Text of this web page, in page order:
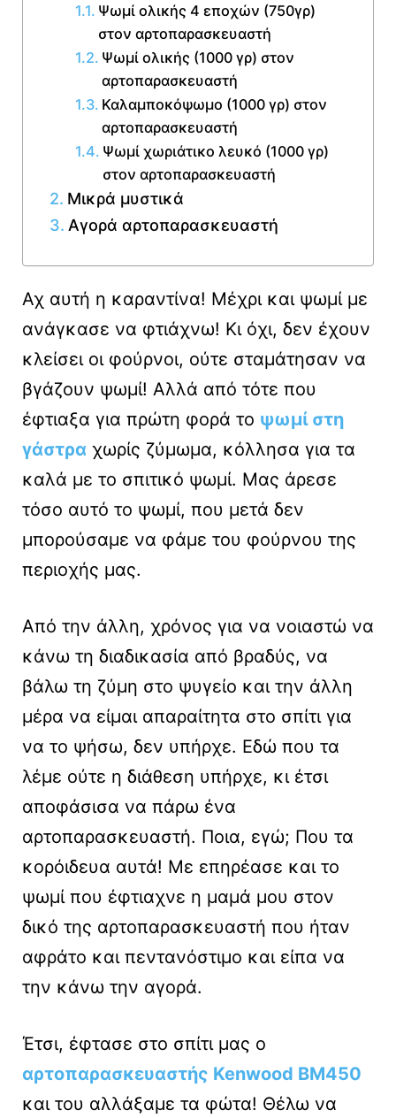
Ψωμί ολικής 4 εποχών (750γρ)
στον αρτοπαρασκευαστή
Ψωμί ολικής (1000 γρ) στον
αρτοπαρασκευαστή
Καλαμποκόψωμο (1000 γρ) στον
αρτοπαρασκευαστή
Ψωμί χωριάτικο λευκό (1000 γρ)
στον αρτοπαρασκευαστή
Μικρά μυστικά
Αγορά αρτοπαρασκευαστή
Αχ αυτή η καραντίνα! Μέχρι και ψωμί με
ανάγκασε να φτιάχνω! Κι όχι, δεν έχουν
κλείσει οι φούρνοι, ούτε σταμάτησαν να
βγάζουν ψωμί! Αλλά από τότε που
έφτιαξα για πρώτη φορά το ψωμί στη
γάστρα χωρίς ζύμωμα, κόλλησα για τα
καλά με το σπιτικό ψωμί. Μας άρεσε
τόσο αυτό το ψωμί, που μετά δεν
μπορούσαμε να φάμε του φούρνου της
περιοχής μας.
Από την άλλη, χρόνος για να νοιαστώ να
κάνω τη διαδικασία από βραδύς, να
βάλω τη ζύμη στο ψυγείο και την άλλη
μέρα να είμαι απαραίτητα στο σπίτι για
να το ψήσω, δεν υπήρχε. Εδώ που τα
λέμε ούτε η διάθεση υπήρχε, κι έτσι
αποφάσισα να πάρω ένα
αρτοπαρασκευαστή. Ποια, εγώ; Που τα
κορόιδευα αυτά! Με επηρέασε και το
ψωμί που έφτιαχνε η μαμά μου στον
δικό της αρτοπαρασκευαστή που ήταν
αφράτο και πεντανόστιμο και είπα να
την κάνω την αγορά.
Έτσι, έφτασε στο σπίτι μας ο
αρτοπαρασκευαστής Kenwood BM450
και του αλλάξαμε τα φώτα! Θέλω να